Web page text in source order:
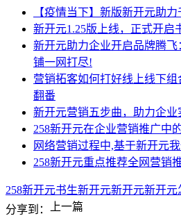
【疫情当下】新版新开元助
新开元1.25版上线，正式开启
新开元助力企业开启品牌腾
铺一网打尽!
营销拓客如何打好线上线下
翻番
新开元营销五步曲，助力企
258新开元在企业营销推广中
网络营销过程中,基于新开元
258新开元重点推荐全网营销
258新开元书生新开元新开元新开元
分享到：
上一篇